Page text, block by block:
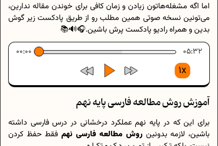
اما اگه مشغله‌هاتون زیادن و زمان کافی برای خوندن مقاله ندارین،
می‌تونین نسخه صوتی همین مطلب رو از طریق پادکست زیر گوش
بدین و همراه رادیو پادکست پرش باشین.🎧🔊📚
00:00
05:32
1x
آموزش روش مطالعه فارسی پایه نهم
برای این که در پایه نهم عملکرد درخشانی در درس فارسی داشته
باشین، لازمه بدونین روش مطالعه فارسی نهم فقط حفظ کردن